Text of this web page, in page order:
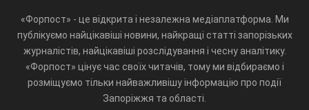
«Форпост» - це відкрита і незалежна медіаплатформа. Ми
публікуємо найцікавіші новини, найкращі статті запорізьких
журналістів, найцікавіші розслідування і чесну аналітику.
«Форпост» цінує час своїх читачів, тому ми відбираємо і
розміщуємо тільки найважливішу інформацію про події
Запоріжжя та області.